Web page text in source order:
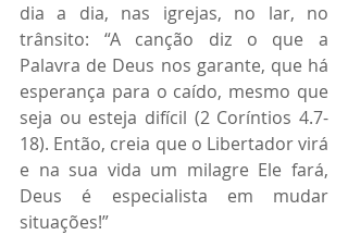
dia a dia, nas igrejas, no lar, no
trânsito: “A canção diz o que a
Palavra de Deus nos garante, que há
esperança para o caído, mesmo que
seja ou esteja difícil (2 Coríntios 4.7-
18). Então, creia que o Libertador virá
e na sua vida um milagre Ele fará,
Deus é especialista em mudar
situações!”